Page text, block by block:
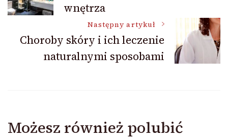
wpisuwnętrza
Następny artykuł
Choroby skóry i ich leczenie
naturalnymi sposobami
Możesz również polubić